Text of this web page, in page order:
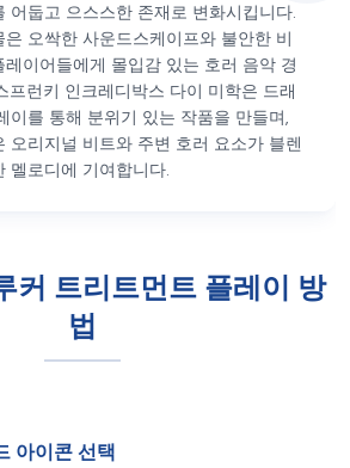
어둡고 으스스한 존재로 변화시킵니다.
오싹한 사운드스케이프와 불안한 비
이어들에게 몰입감 있는 호러 음악 경
프런키 인크레디박스 다이 미학은 드래
이를 통해 분위기 있는 작품을 만들며,
오리지널 비트와 주변 호러 요소가 블렌
멜로디에 기여합니다.
커 트리트먼트 플레이 방
법
아이콘 선택